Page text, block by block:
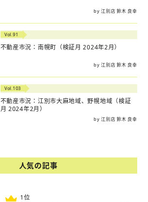
by 江別店 鈴木 良幸
Vol.91
不動産市況：南幌町（検証月 2024年2月）
by 江別店 鈴木 良幸
Vol.103
不動産市況：江別市大麻地域、野幌地域（検証
月 2024年2月）
by 江別店 鈴木 良幸
人気の記事
位